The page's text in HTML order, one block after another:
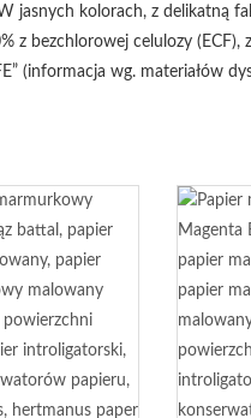
jasnych kolorach, z delikatną
bezchlorowej celulozy (ECF),
(informacja wg. materiałów